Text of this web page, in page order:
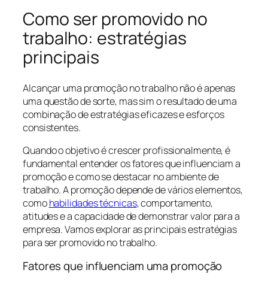
Como ser promovido no
trabalho: estratégias
principais
Alcançar uma promoção no trabalho não é apenas
uma questão de sorte, mas sim o resultado de uma
combinação de estratégias eficazes e esforços
consistentes.
Quando o objetivo é crescer profissionalmente, é
fundamental entender os fatores que influenciam a
promoção e como se destacar no ambiente de
trabalho. A promoção depende de vários elementos,
comohabilidades técnicas, comportamento,
atitudes e a capacidade de demonstrar valor para a
empresa. Vamos explorar as principais estratégias
para ser promovido no trabalho.
Fatores que influenciam uma promoção